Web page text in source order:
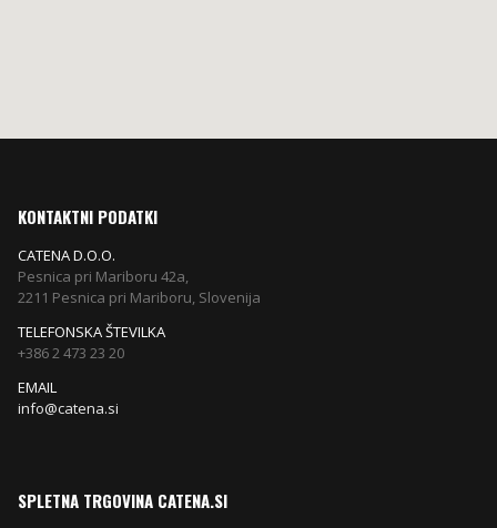
KONTAKTNI PODATKI
CATENA D.O.O.
Pesnica pri Mariboru 42a,
2211 Pesnica pri Mariboru, Slovenija
TELEFONSKA ŠTEVILKA
+386 2 473 23 20
EMAIL
info@catena.si
SPLETNA TRGOVINA CATENA.SI